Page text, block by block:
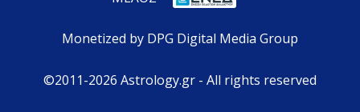
Monetized by DPG Digital Media Group
©2011-2026 Astrology.gr - All rights reserved